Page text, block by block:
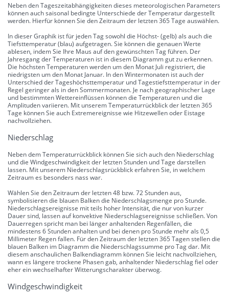
Neben den Tageszeitabhängigkeiten dieses meteorologischen Parameters
können auch saisonal bedingte Unterschiede der Temperatur dargestellt
werden. Hierfür können Sie den Zeitraum der letzten 365 Tage auswählen.
In dieser Graphik ist für jeden Tag sowohl die Höchst- (gelb) als auch die
Tiefsttemperatur (blau) aufgetragen. Sie können die genauen Werte
ablesen, indem Sie Ihre Maus auf den gewünschten Tag führen. Der
Jahresgang der Temperaturen ist in diesem Diagramm gut zu erkennen.
Die höchsten Temperaturen werden um den Monat Juli registriert, die
niedrigsten um den Monat Januar. In den Wintermonaten ist auch der
Unterschied der Tageshöchsttemperatur und Tagestiefsttemperatur in der
Regel geringer als in den Sommermonaten. Je nach geographischer Lage
und bestimmten Wettereinflüssen können die Temperaturen und die
Amplituden variieren. Mit unserem Temperaturrückblick der letzten 365
Tage können Sie auch Extremereignisse wie Hitzewellen oder Eistage
nachvollziehen.
Niederschlag
Neben dem Temperaturrückblick können Sie sich auch den Niederschlag
und die Windgeschwindigkeit der letzten Stunden und Tage darstellen
lassen. Mit unserem Niederschlagsrückblick erfahren Sie, in welchem
Zeitraum es besonders nass war.
Wählen Sie den Zeitraum der letzten 48 bzw. 72 Stunden aus,
symbolisieren die blauen Balken die Niederschlagsmenge pro Stunde.
Niederschlagsereignisse mit teils hoher Intensität, die nur von kurzer
Dauer sind, lassen auf konvektive Niederschlagsereignisse schließen. Von
Dauerregen spricht man bei länger anhaltenden Regenfällen, die
mindestens 6 Stunden anhalten und bei denen pro Stunde mehr als 0,5
Millimeter Regen fallen. Für den Zeitraum der letzten 365 Tagen stellen die
blauen Balken im Diagramm die Niederschlagssumme pro Tag dar. Mit
diesem anschaulichen Balkendiagramm können Sie leicht nachvollziehen,
wann es längere trockene Phasen gab, anhaltender Niederschlag fiel oder
eher ein wechselhafter Witterungscharakter überwog.
Windgeschwindigkeit